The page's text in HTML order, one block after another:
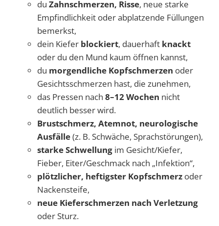
du Zahnschmerzen, Risse, neue starke
Empfindlichkeit oder abplatzende Füllungen
bemerkst,
dein Kiefer blockiert, dauerhaft knackt
oder du den Mund kaum öffnen kannst,
du morgendliche Kopfschmerzen oder
Gesichtsschmerzen hast, die zunehmen,
das Pressen nach 8–12 Wochen nicht
deutlich besser wird.
Brustschmerz, Atemnot, neurologische
Ausfälle(z. B. Schwäche, Sprachstörungen),
starke Schwellung im Gesicht/Kiefer,
Fieber, Eiter/Geschmack nach „Infektion“,
plötzlicher, heftigster Kopfschmerz oder
Nackensteife,
neue Kieferschmerzen nach Verletzung
oder Sturz.